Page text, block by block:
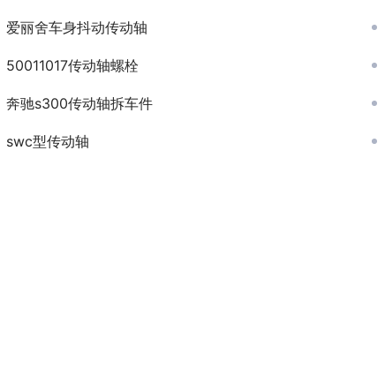
爱丽舍车身抖动传动轴
50011017传动轴螺栓
奔驰s300传动轴拆车件
swc型传动轴